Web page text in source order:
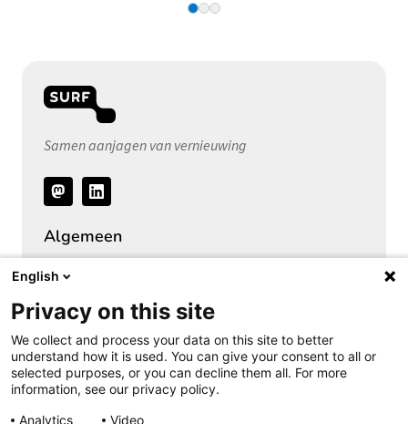
Samen aanjagen van vernieuwing
Volg
ons
Algemeen
Over het Privacy Expertise Centrum
SURF Vendor Compliance (DPIA)
Security Expertise Centrum
Vacatures bij SURF
English
Privacy on this site
We collect and process your data on this site to better
understand how it is used. You can give your consent to all or
selected purposes, or you can decline them all. For more
information, see our privacy policy.
Analytics
Video